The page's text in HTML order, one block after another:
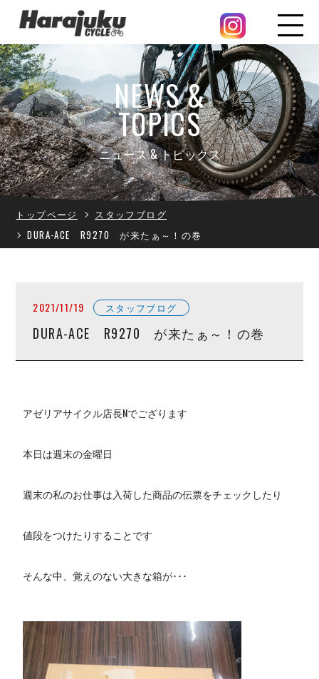
NEWS &
TOPICS
ニュース & トピックス
トップページ
スタッフブログ
DURA-ACE R9270 が来たぁ～！の巻
2021/11/19 スタッフブログ
DURA-ACE R9270 が来たぁ～！の巻
アゼリアサイクル店長Nでござります
本日は週末の金曜日
週末の私のお仕事は入荷した商品の伝票をチェックしたり
値段をつけたりすることです
そんな中、覚えのない大きな箱が･･･